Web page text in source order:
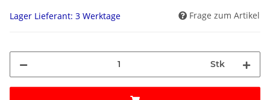
Lager Lieferant: 3 Werktage Frage zum Artikel
Stk